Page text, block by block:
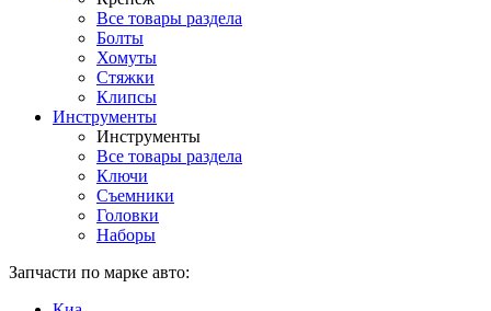
Все товары раздела
Болты
Хомуты
Стяжки
Клипсы
Инструменты
Инструменты
Все товары раздела
Ключи
Съемники
Головки
Наборы
Запчасти по марке авто: